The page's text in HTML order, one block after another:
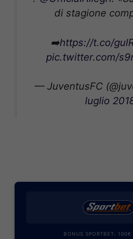
di stagione
➡️https://t.co/
pic.twitter.com/
— JuventusFC
luglio
BONUS SPORTBET: 100€